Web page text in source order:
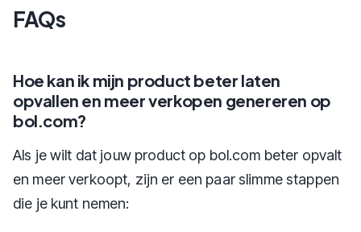
FAQs
Hoe kan ik mijn product beter laten
opvallen en meer verkopen genereren op
bol.com?
Als je wilt dat jouw product op bol.com beter opvalt
en meer verkoopt, zijn er een paar slimme stappen
die je kunt nemen: